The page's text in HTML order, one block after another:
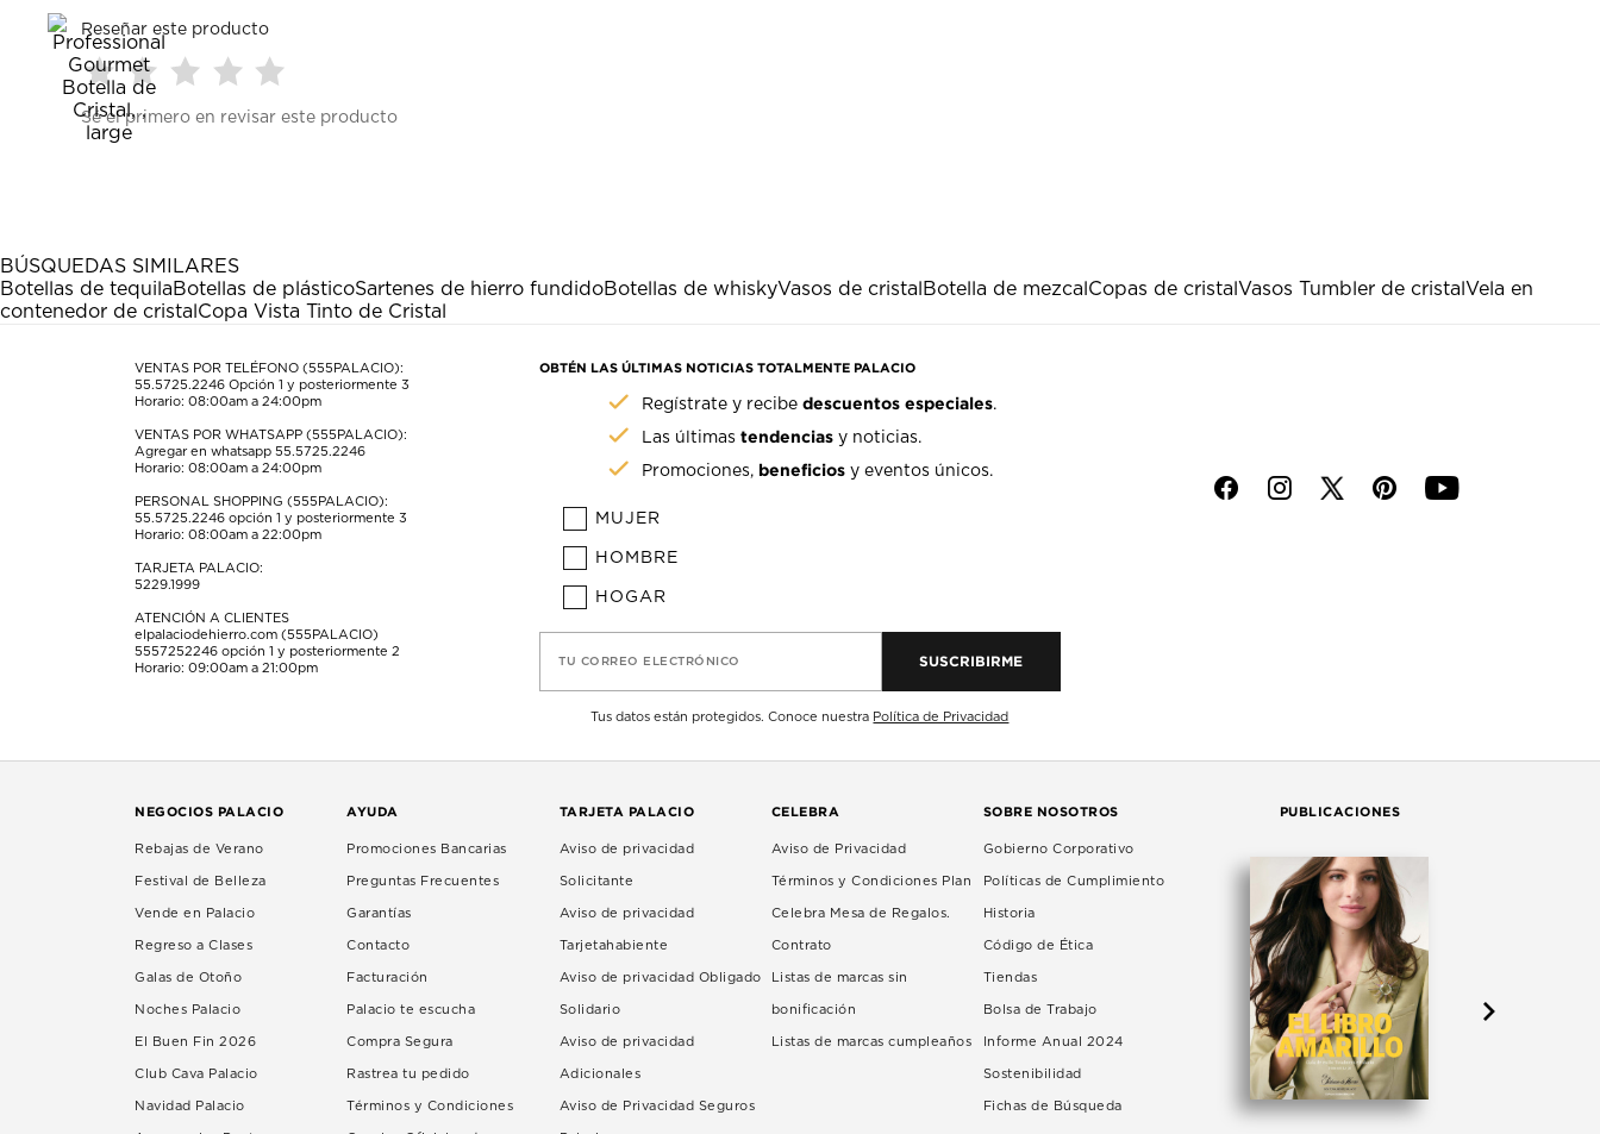
Reseñar este producto
Seleccionar
para
calificar
estrella
Esta
acción
abrirá
formulario
Seleccionar
para
calificar
estrellas.
Esta
acción
abrirá
formulario
de
para
estrellas.
Esta
acción
abrirá
formulario
de
para
estrellas.
Esta
acción
abrirá
formulario
de
para
Esta
acción
abrirá
formulario
de
envío.
Sé el primero en revisar este producto
BÚSQUEDAS SIMILARES
Botellas de tequilaBotellas de plásticoSartenes de hierro fundidoBotellas de whiskyVasos de cristal Botella de mezcal Copas de cristal Vasos Tumbler de cristal Vela en
contenedor de cristal Copa Vista Tinto de Cristal
VENTAS POR TELÉFONO (555PALACIO):
55.5725.2246 Opción 1 y posteriormente 3
Horario: 08:00am a 24:00pm
VENTAS POR WHATSAPP (555PALACIO):
Agregar en whatsapp 55.5725.2246
Horario: 08:00am a 24:00pm
PERSONAL SHOPPING (555PALACIO):
55.5725.2246 opción 1 y posteriormente 3
Horario: 08:00am a 22:00pm
TARJETA PALACIO:
5229.1999
ATENCIÓN A CLIENTES
elpalaciodehierro.com (555PALACIO)
5557252246 opción 1 y posteriormente 2
Horario: 09:00am a 21:00pm
OBTÉN LAS ÚLTIMAS NOTICIAS TOTALMENTE PALACIO
Regístrate y recibedescuentos especiales.
Las últimastendencias y noticias.
Promociones, beneficios y eventos únicos.
MUJER
HOMBRE
HOGAR
TU CORREO ELECTRÓNICO SUSCRIBIRME
Tus datos están protegidos. Conoce nuestra Política de Privacidad
f i p y
NEGOCIOS PALACIO
Rebajas de Verano
Festival de Belleza
Vende en Palacio
Regreso a Clases
Galas de Otoño
Noches Palacio
El Buen Fin 2026
Club Cava Palacio
Navidad Palacio
AYUDA
Promociones Bancarias
Preguntas Frecuentes
Garantías
Contacto
Facturación
Palacio te escucha
Compra Segura
Rastrea tu pedido
Términos y Condiciones
TARJETA PALACIO
Aviso de privacidad
Solicitante
Aviso de privacidad
Tarjetahabiente
Aviso de privacidad Obligado
Solidario
Aviso de privacidad
Adicionales
Aviso de Privacidad Seguros
CELEBRA
Aviso de Privacidad
Términos y Condiciones Plan
Celebra Mesa de Regalos.
Contrato
Listas de marcas sin
bonificación
Listas de marcas cumpleaños
SOBRE NOSOTROS
Gobierno Corporativo
Políticas de Cumplimiento
Historia
Código de Ética
Tiendas
Bolsa de Trabajo
Informe Anual 2024
Sostenibilidad
Fichas de Búsqueda
PUBLICACIONES